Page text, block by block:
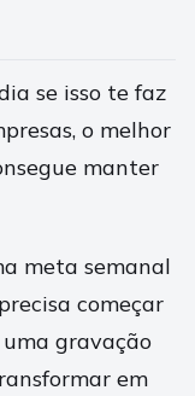
se isso te faz
o melhor
manter
meta semanal
começar
uma gravação
em